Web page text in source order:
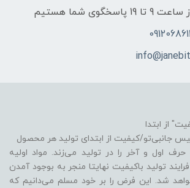
شما هستیم
از ابتدا
جانبی‌تو/کیفیت از ابتدای تولید هر محصول
حرف اول و آخر را در تولید می‌زند. مواد اولیه
تولید باکیفیت نهایتا منجر به بوجود آمدن
شد. این فرض را بر خود مسلم می‌دانیم که